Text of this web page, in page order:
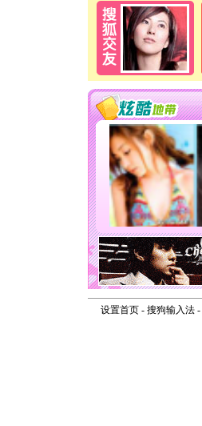
设置首页- 搜狗输入法-